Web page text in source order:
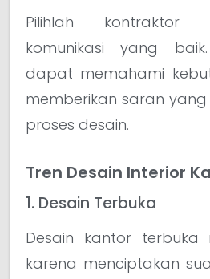
Pilihlah kontraktor
komunikasi yang
dapat memahami
memberikan saran
proses desain.
Tren Desain Interior
1. Desain Terbuka
Desain kantor terbuka
karena menciptakan